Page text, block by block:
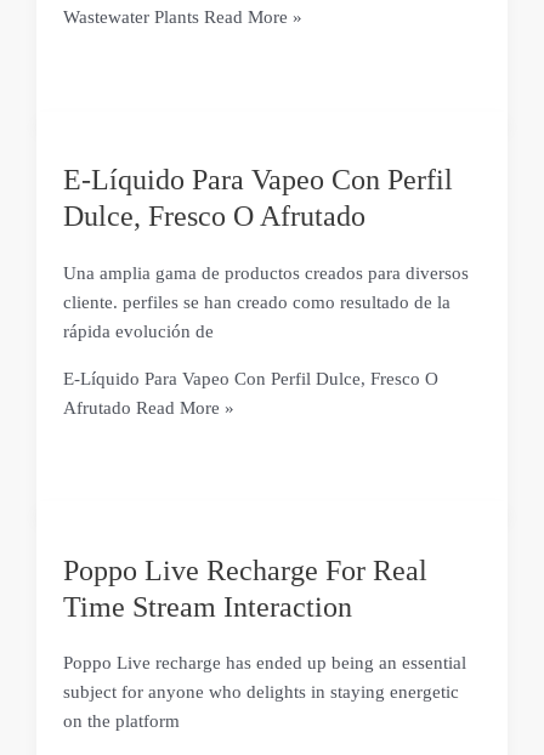
Wastewater Plants Read More »
E-Líquido Para Vapeo Con Perfil
Dulce, Fresco O Afrutado
Una amplia gama de productos creados para diversos
cliente. perfiles se han creado como resultado de la
rápida evolución de
E-Líquido Para Vapeo Con Perfil Dulce, Fresco O
Afrutado Read More »
Poppo Live Recharge For Real
Time Stream Interaction
Poppo Live recharge has ended up being an essential
subject for anyone who delights in staying energetic
on the platform